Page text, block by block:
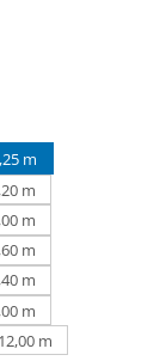
m
m
m
m
zurzeit nicht verfügbar.)
m
m
zurzeit nicht verfügbar.)
m